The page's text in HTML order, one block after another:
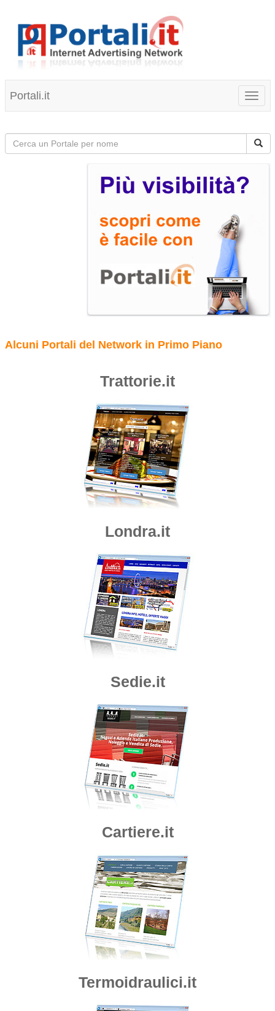
Portali.it
Alcuni Portali del Network in Primo Piano
Trattorie.it
Londra.it
Sedie.it
Cartiere.it
Termoidraulici.it